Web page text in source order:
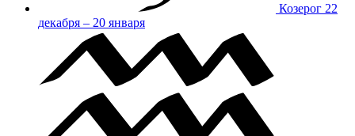
Козерог 22
декабря – 20 января